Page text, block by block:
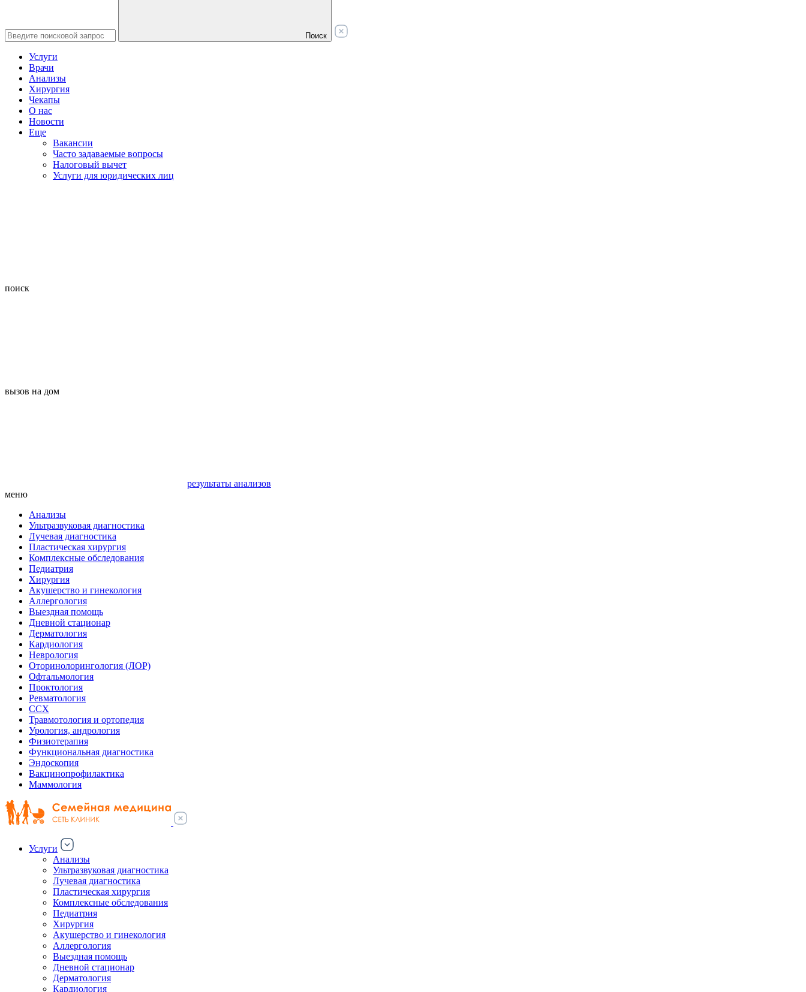
Поиск
Услуги
Врачи
Анализы
Хирургия
Чекапы
О нас
Новости
Еще
Вакансии
Часто задаваемые вопросы
Налоговый вычет
Услуги для юридических лиц
поиск
вызов на дом
результаты анализов
меню
Анализы
Ультразвуковая диагностика
Лучевая диагностика
Пластическая хирургия
Комплексные обследования
Педиатрия
Хирургия
Акушерство и гинекология
Аллергология
Выездная помощь
Дневной стационар
Дерматология
Кардиология
Неврология
Оторинолорингология (ЛОР)
Офтальмология
Проктология
Ревматология
ССХ
Травмотология и ортопедия
Урология, андрология
Физиотерапия
Функциональная диагностика
Эндоскопия
Вакцинопрофилактика
Маммология
Услуги
Анализы
Ультразвуковая диагностика
Лучевая диагностика
Пластическая хирургия
Комплексные обследования
Педиатрия
Хирургия
Акушерство и гинекология
Аллергология
Выездная помощь
Дневной стационар
Дерматология
Кардиология